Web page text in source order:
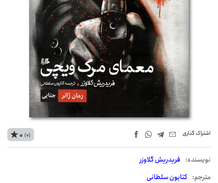
اشتراک‌ گذاری
نويسنده: فریدریش گلاوزر
مترجم: کتایون سلطانی
0 (0)